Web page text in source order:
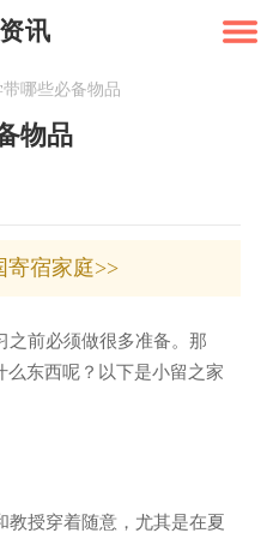
讯
哪些必备物品
物品
寄宿家庭>>
之前必须做很多准备。那
东西呢？以下是小留之家
教授穿着随意，尤其是在夏